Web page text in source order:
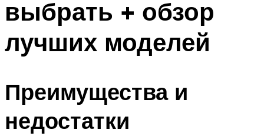
выбрать + обзор
лучших моделей
Преимущества и
недостатки